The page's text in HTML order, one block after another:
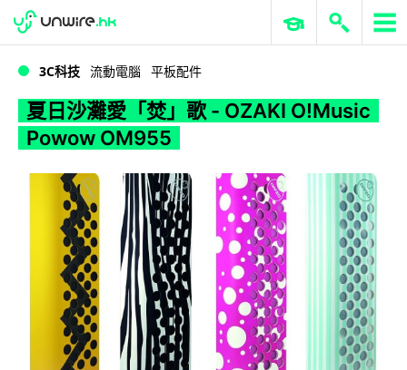
WWDC 2026 ERP 與商業 AI
3C科技 流動電腦 平板配件
夏日沙灘愛「焚」歌 - OZAKI O!Music
Powow OM955